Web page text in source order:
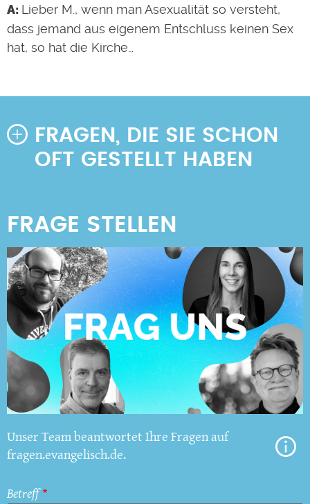
Lieber M., wenn man Asexualität so versteht,
dass jemand aus eigenem Entschluss keinen Sex
hat, so hat die Kirche…
FRAGEN, DIE SIE SCHON
OFT GESTELLT HABEN
Unser Team beantwortet Ihre Fragen auf
fragen.evangelisch.de.
Betreff